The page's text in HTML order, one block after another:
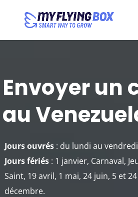
Envoyer un
au
Jours ouvrés : du lundi au
Jours fériés : 1 janvier, Carnaval,
Saint, 19 avril, 1 mai, 24 juin, 5 et
décembre.